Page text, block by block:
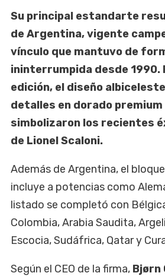
Su principal estandarte
de Argentina, vigente
vínculo que mantuvo de
ininterrumpida desde 1990.
edición, el diseño
detalles en dorado premium
simbolizaron los recientes
de Lionel Scaloni.
Además de Argentina, el
incluye a potencias como
listado se completó con
Colombia, Arabia Saudita,
Escocia, Sudáfrica, Qatar y
Según el CEO de la firma, Bjørn